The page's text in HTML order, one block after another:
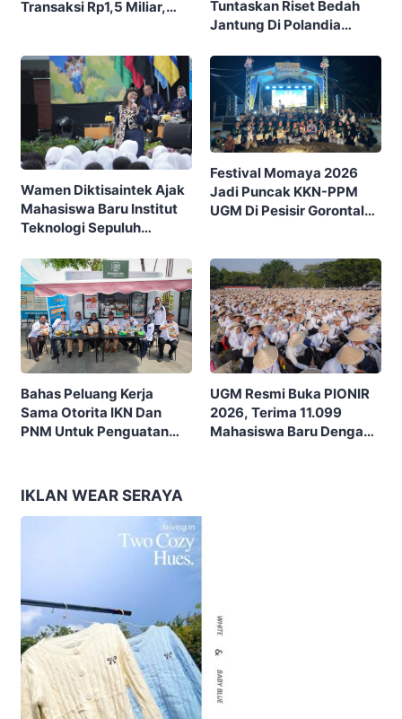
Transaksi Rp1,5 Miliar,
Tuntaskan Riset Bedah
Jantung Di Polandia
SCORE
Wamen Diktisaintek Ajak
Mahasiswa Baru Institut
Teknologi Sepuluh
Kritis Hadapi Euforia AI
Festival Momaya 2026
Jadi Puncak KKN-PPM
UGM Di Pesisir Gorontalo,
Bahas Peluang Kerja
Sama Otorita IKN Dan
PNM Untuk Penguatan
UGM Resmi Buka PIONIR
2026, Terima 11.099
Mahasiswa Baru Dengan
IKLAN WEAR SERAYA